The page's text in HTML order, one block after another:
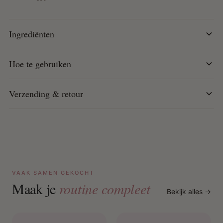
toe te voegen
Verrijkt met avocado-olie voor diepe voeding en
hydratatie
finish
Eenvoudig thuis te gebruiken met professioneel
Ingrediënten
Hoe te gebruiken
Verzending & retour
VAAK SAMEN GEKOCHT
Maak je routine compleet Bekijk alles →